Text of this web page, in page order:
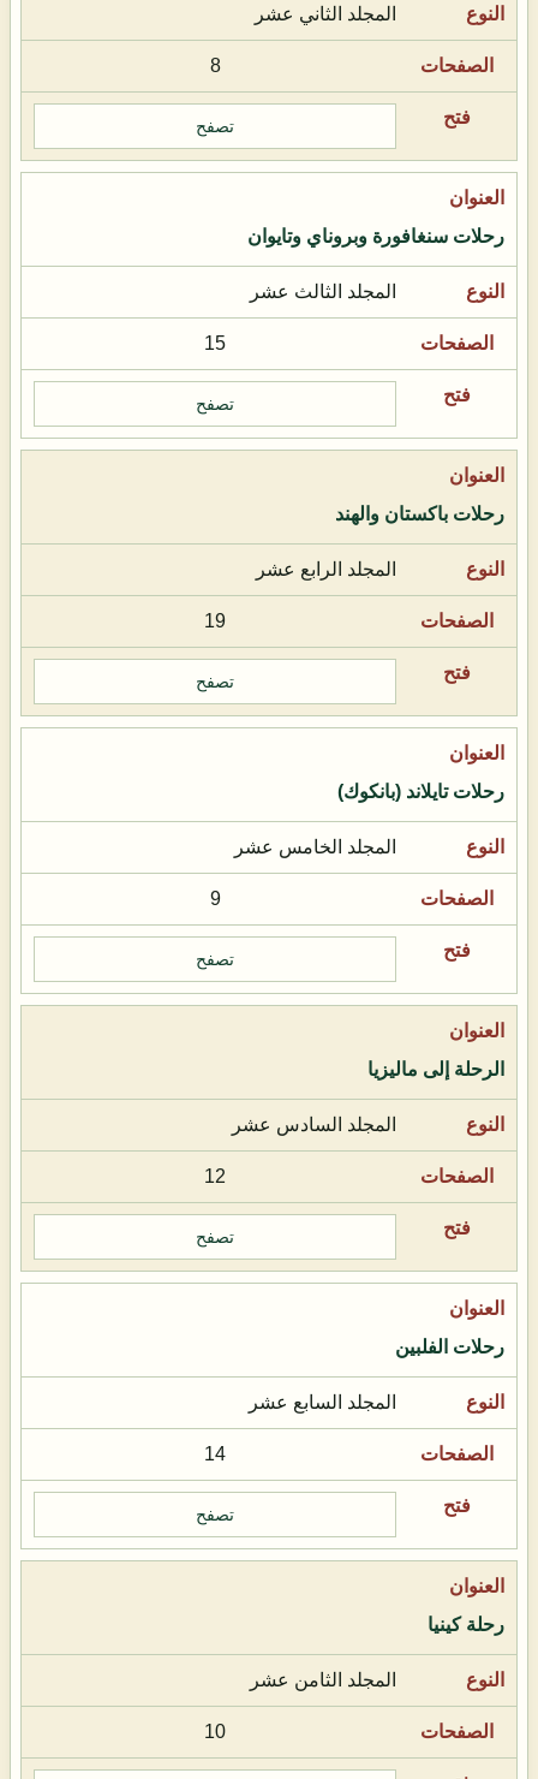
المجلد الثاني عشر
8
تصفح
رحلات سنغافورة وبروناي وتايوان
المجلد الثالث عشر
15
تصفح
رحلات باكستان والهند
المجلد الرابع عشر
19
تصفح
رحلات تايلاند (بانكوك)
المجلد الخامس عشر
9
تصفح
الرحلة إلى ماليزيا
المجلد السادس عشر
12
تصفح
رحلات الفلبين
المجلد السابع عشر
14
تصفح
رحلة كينيا
المجلد الثامن عشر
10